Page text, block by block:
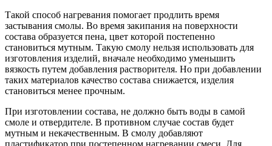
Такой способ нагревания помогает продлить время
застывания смолы. Во время закипания на поверхности
состава образуется пена, цвет которой постепенно
становиться мутным. Такую смолу нельзя использовать для
изготовления изделий, вначале необходимо уменьшить
вязкость путем добавления растворителя. Но при добавлении
таких материалов качество состава снижается, изделия
становиться менее прочным.
При изготовлении состава, не должно быть воды в самой
смоле и отвердителе. В противном случае состав будет
мутным и некачественным. В смолу добавляют
пластификатор при постепенном нагревании смеси. Для